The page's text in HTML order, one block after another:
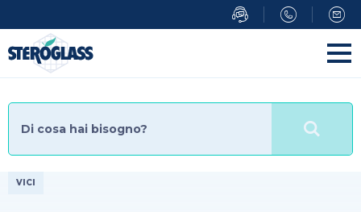
al
contenuto
principale
VICI